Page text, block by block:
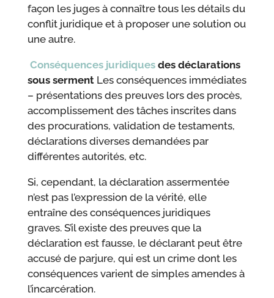
façon les juges à connaître tous les détails du
conflit juridique et à proposer une solution ou
une autre.
Conséquences juridiquesdes déclarations
sous serment Les conséquences immédiates
– présentations des preuves lors des procès,
accomplissement des tâches inscrites dans
des procurations, validation de testaments,
déclarations diverses demandées par
différentes autorités, etc.
Si, cependant, la déclaration assermentée
n’est pas l’expression de la vérité, elle
entraîne des conséquences juridiques
graves. S’il existe des preuves que la
déclaration est fausse, le déclarant peut être
accusé de parjure, qui est un crime dont les
conséquences varient de simples amendes à
l’incarcération.